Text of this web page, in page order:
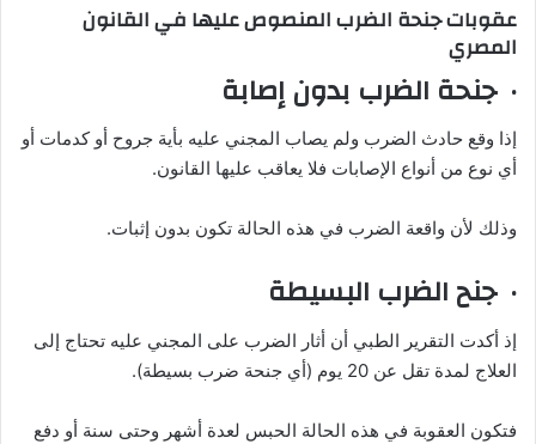
عقوبات جنحة الضرب المنصوص عليها في القانون
المصري
· جنحة الضرب بدون إصابة
إذا وقع حادث الضرب ولم يصاب المجني عليه بأية جروح أو كدمات أو
أي نوع من أنواع الإصابات فلا يعاقب عليها القانون.
وذلك لأن واقعة الضرب في هذه الحالة تكون بدون إثبات.
· جنح الضرب البسيطة
إذ أكدت التقرير الطبي أن أثار الضرب على المجني عليه تحتاج إلى
العلاج لمدة تقل عن 20 يوم (أي جنحة ضرب بسيطة).
فتكون العقوبة في هذه الحالة الحبس لعدة أشهر وحتى سنة أو دفع